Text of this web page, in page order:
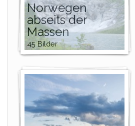
Norwegen
abseits der
Massen
45 Bilder